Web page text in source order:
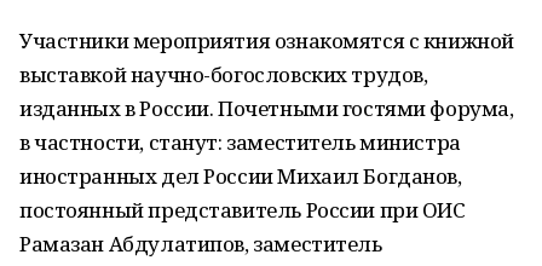
Участники мероприятия ознакомятся с книжной
выставкой научно-богословских трудов,
изданных в России. Почетными гостями форума,
в частности, станут: заместитель министра
иностранных дел России Михаил Богданов,
постоянный представитель России при ОИС
Рамазан Абдулатипов, заместитель